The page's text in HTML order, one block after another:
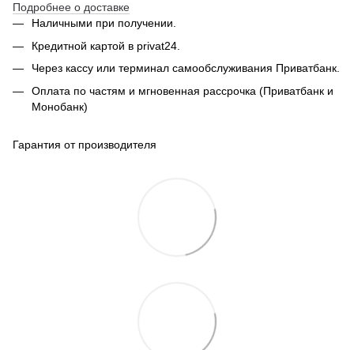
Подробнее о доставке
Наличными при получении.
Кредитной картой в privat24.
Через кассу или терминал самообслуживания Приватбанк.
Оплата по частям и мгновенная рассрочка (Приватбанк и
Монобанк)
Гарантия от производителя